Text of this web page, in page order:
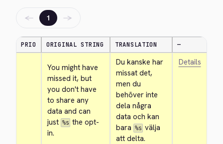
← 1 →
PRIO ORIGINAL STRING TRANSLATION —
You might have
missed it, but
you don't have
to share any
data and can
just %s the opt-
in.
Du kanske har
missat det,
men du
behöver inte
dela några
data och kan
bara %s välja
att delta.
Details